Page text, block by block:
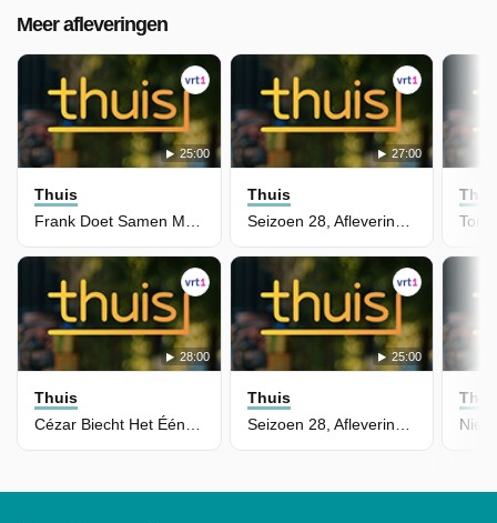
Meer afleveringen
25:00
Thuis
Frank Doet Samen Met Tim Een Opmerkelijke Ontdekking
27:00
Thuis
Seizoen 28, Aflevering 5472 - Angèle Speelt Op Het Gemoed Van Dirk
28:00
Thuis
25:00
Thuis